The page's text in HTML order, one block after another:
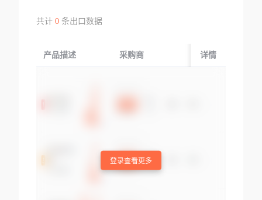
共计 0条出口数据
产品描述 采购商 起运国/地区
详情
登录查看更多